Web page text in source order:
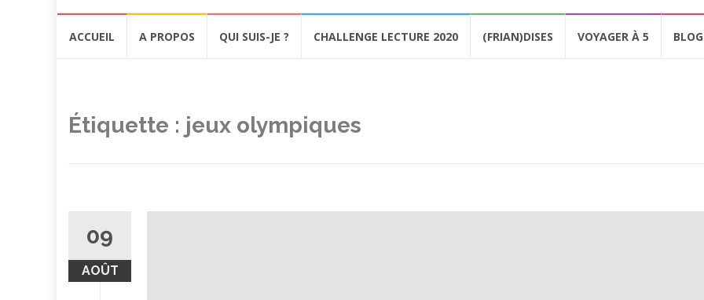
ACCUEIL A PROPOS QUI SUIS-JE ? CHALLENGE LECTURE 2020 (FRIAN)DISES VOYAGER À 5
Étiquette : jeux olympiques
09
AOÛT